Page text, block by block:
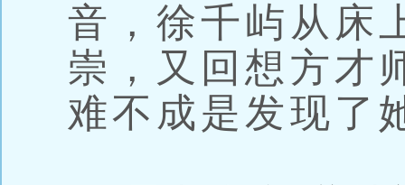
音，徐千屿从床
崇，又回想方才
难不成是发现了